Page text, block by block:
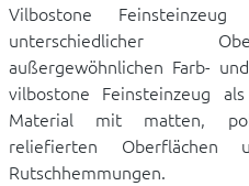
Vilbostone
unterschiedlicher
außergewöhnlichen Farb-
vilbostone Feinsteinzeug
Material mit matten,
reliefierten Oberflächen
Rutschhemmungen.